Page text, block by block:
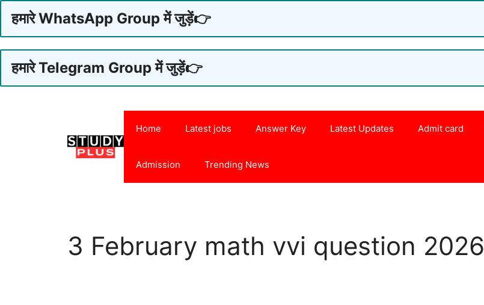
हमारे WhatsApp Group में जुड़ें👉
हमारे Telegram Group में जुड़ें👉
Home Latest jobs Answer Key Latest Updates Admit card
Admission Trending News
3 February math vvi question 2026